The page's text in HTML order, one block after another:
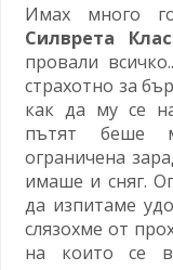
Имах много
Силврета
провали
страхотно за
как да му се
пътят беше
ограничена
имаше и сняг.
да изпитаме
слязохме от
на които се